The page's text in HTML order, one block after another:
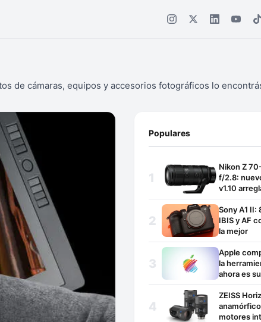
de cámaras, equipos y accesorios fotográficos lo
Populares
Nikon Z
f/2.8:
v1.10
Sony A1 II:
IBIS y AF
la mejor
Apple
la
ahora es
ZEISS
motores